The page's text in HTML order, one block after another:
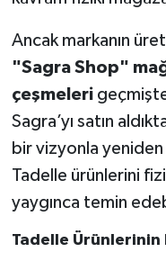
Ancak markanın
"Sagra Shop"
çeşmeleri
Sagra’yı satın
bir vizyonla yeniden
Tadelle ürünlerini
yaygınca temin
Tadelle Ürünlerinin